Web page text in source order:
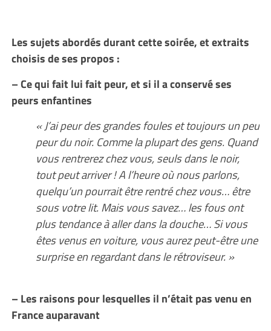
Les sujets abordés durant cette soirée, et extraits
choisis de ses propos :
– Ce qui fait lui fait peur, et si il a conservé ses
peurs enfantines
« J’ai peur des grandes foules et toujours un peu
peur du noir. Comme la plupart des gens. Quand
vous rentrerez chez vous, seuls dans le noir,
tout peut arriver ! A l’heure où nous parlons,
quelqu’un pourrait être rentré chez vous… être
sous votre lit. Mais vous savez… les fous ont
plus tendance à aller dans la douche… Si vous
êtes venus en voiture, vous aurez peut-être une
surprise en regardant dans le rétroviseur. »
– Les raisons pour lesquelles il n’était pas venu en
France auparavant